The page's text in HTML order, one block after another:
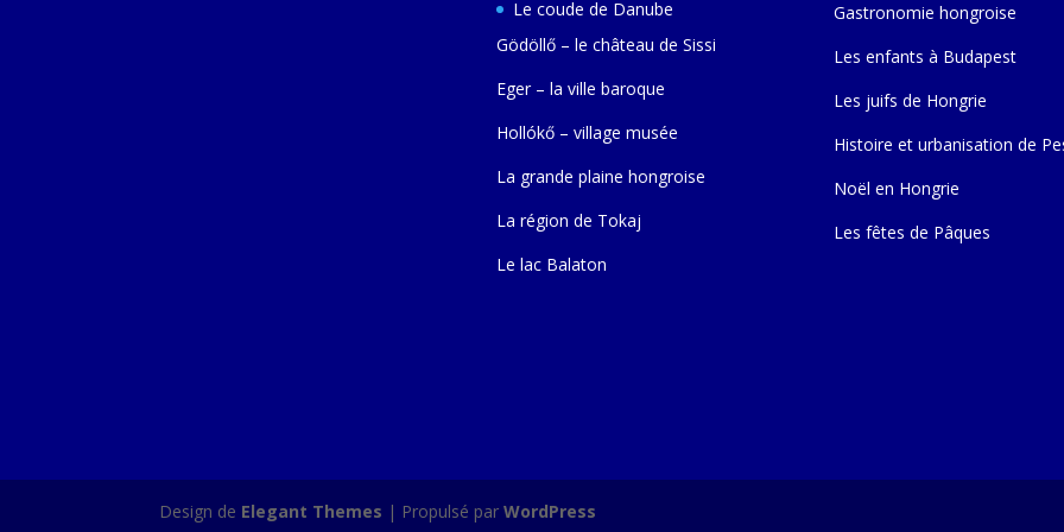
Le coude de Danube
Gödöllő – le château de Sissi
Eger – la ville baroque
Hollókő – village musée
La grande plaine hongroise
La région de Tokaj
Le lac Balaton
Gastronomie hongroise
Les enfants à Budapest
Les juifs de Hongrie
Histoire et urbanisation de
Noël en Hongrie
Les fêtes de Pâques
Design de Elegant Themes | Propulsé parWordPress